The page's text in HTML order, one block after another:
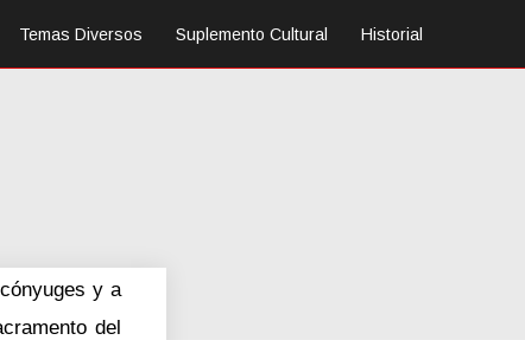
Temas Diversos Suplemento Cultural Historial
y a
del